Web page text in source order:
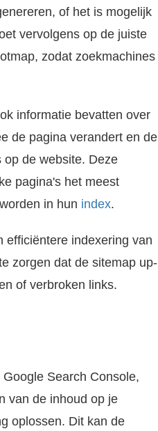
of het is mogelijk
vervolgens op de juiste
zodat zoekmachines
informatie bevatten over
de pagina verandert en de
de website. Deze
pagina's het meest
in hun index.
efficiëntere indexering van
zorgen dat de sitemap up-
of verbroken links.
Search Console,
van de inhoud op je
oplossen. Dit kan de